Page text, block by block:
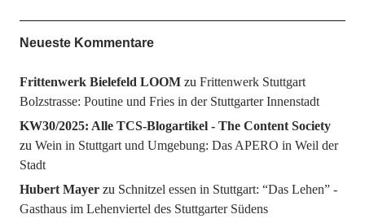
Neueste Kommentare
Frittenwerk Bielefeld LOOMzu Frittenwerk Stuttgart
Bolzstrasse: Poutine und Fries in der Stuttgarter Innenstadt
KW30/2025: Alle TCS-Blogartikel - The Content Society
zu Wein in Stuttgart und Umgebung: Das APERO in Weil der
Stadt
Hubert Mayerzu Schnitzel essen in Stuttgart: “Das Lehen” -
Gasthaus im Lehenviertel des Stuttgarter Südens